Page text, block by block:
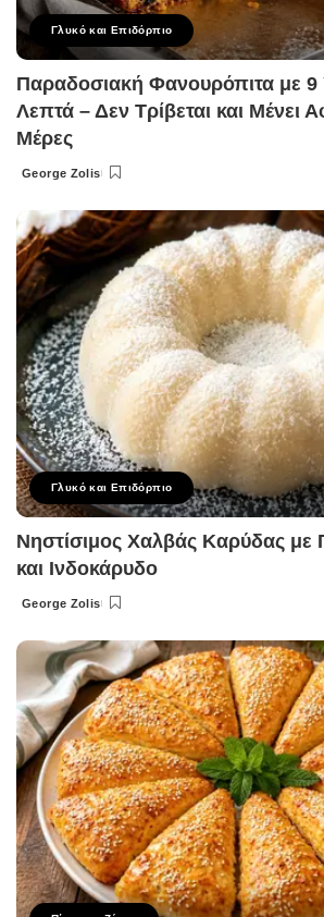
Γλυκό και Επιδόρπιο
Παραδοσιακή Φανουρόπιτα με 9
Λεπτά – Δεν Τρίβεται και Μένει
Μέρες
Posted
George Zolis
Γλυκό και Επιδόρπιο
Νηστίσιμος Χαλβάς Καρύδας με
και Ινδοκάρυδο
Posted
George Zolis